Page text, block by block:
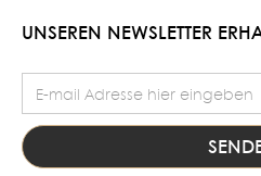
UNSEREN NEWSLETTER